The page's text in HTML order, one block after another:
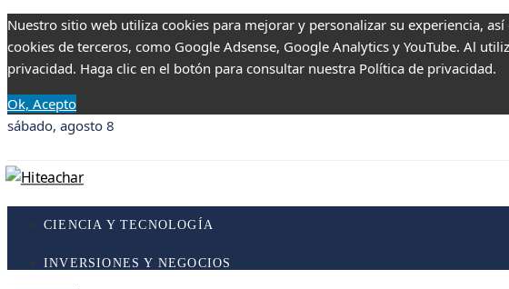
Nuestro sitio web utiliza cookies para mejorar y personalizar su experiencia,
cookies de terceros, como Google Adsense, Google Analytics y YouTube. Al
privacidad. Haga clic en el botón para consultar nuestra Política de privacidad.
Ok, Acepto
sábado, agosto 8
CIENCIA Y TECNOLOGÍA
INVERSIONES Y NEGOCIOS